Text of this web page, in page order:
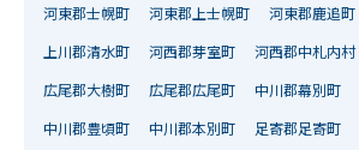
河東郡士幌町 河東郡上士幌町 河東郡鹿追町
上川郡清水町 河西郡芽室町 河西郡中札内村
広尾郡大樹町 広尾郡広尾町 中川郡幕別町
中川郡豊頃町 中川郡本別町 足寄郡足寄町